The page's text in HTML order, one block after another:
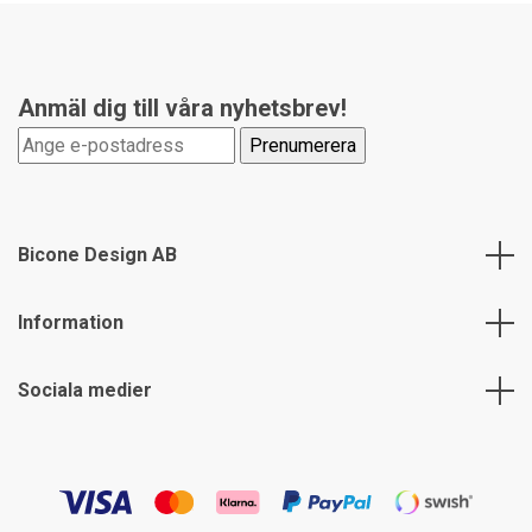
Anmäl dig till våra nyhetsbrev!
Bicone Design AB
Information
Sociala medier